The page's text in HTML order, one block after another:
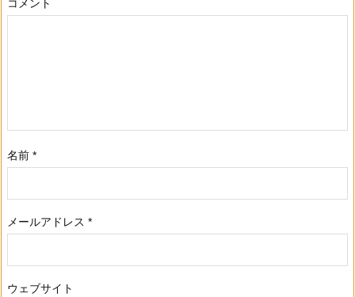
コメント
名前 *
メールアドレス *
ウェブサイト